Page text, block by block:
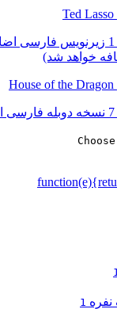
فصل 4 قسمت 1 زیرنویس
خواهد شد)
1